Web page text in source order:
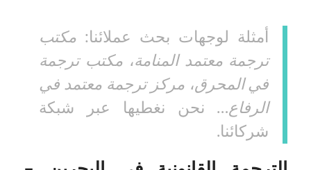
أمثلة لوجهات بحث عملائنا: مكتب
ترجمة معتمد المنامة، مكتب ترجمة
في المحرق، مركز ترجمة معتمد في
الرفاع… نحن نغطيها عبر شبكة
شركائنا.